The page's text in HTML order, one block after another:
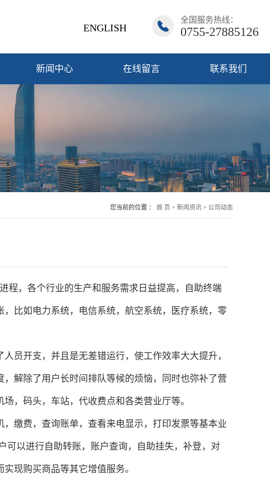
全国服务热线：
0755-27885126
ENGLISH
新闻中心 在线留言 联系我们
您当前的位置 ： 首 页 > 新闻资讯 > 公司动态
程，各个行业的生产和服务需求日益提高，自助终端
比如电力系统，电信系统，航空系统，医疗系统，零
员开支，并且是无差错运行，使工作效率大大提升，
解除了用户长时间排队等候的烦恼，同时也弥补了营
，码头，车站，代收费点和各类营业厅等。
缴费，查询账单，查看来电显示，打印发票等基本业
可以进行自助转账，账户查询，自助挂失，补登，对
现购买商品等其它增值服务。